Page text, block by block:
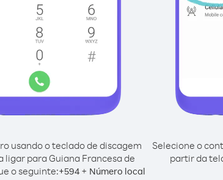
usando o teclado de discagem
ligar para Guiana Francesa de
o seguinte:+594+ Número local
Selecione o
partir da